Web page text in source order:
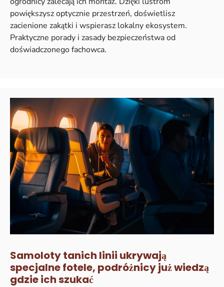
powiększysz optycznie przestrzeń, doświetlisz
zacienione zakątki i wspierasz lokalny ekosystem.
Praktyczne porady i zasady bezpieczeństwa od
doświadczonego fachowca.
Samoloty tanich linii ukrywają
specjalne fotele, podróżnicy już wiedzą
gdzie ich szukać